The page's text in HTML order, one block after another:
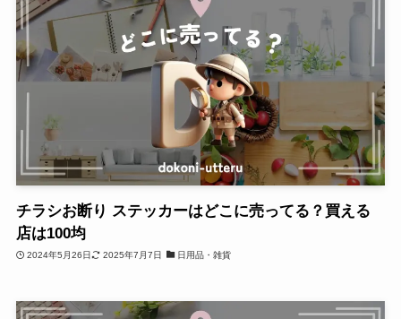
チラシお断り ステッカーはどこに売ってる？買える
店は100均
2024年5月26日 2025年7月7日 日用品・雑貨